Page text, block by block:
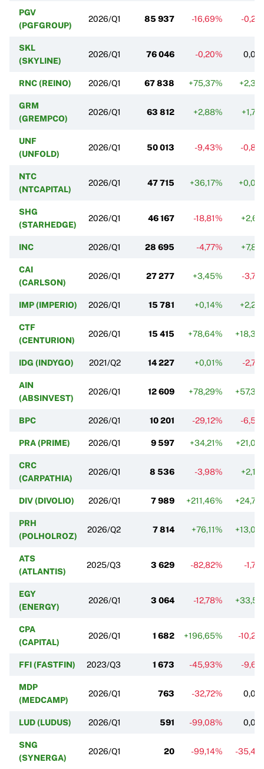
PGV
(PGFGROUP)
2026/Q1 85 937 -16,69% -
SKL
(SKYLINE)
2026/Q1 76 046 -0,20%
RNC (REINO) 2026/Q1 67 838 +75,37%
GRM
(GREMPCO)
2026/Q1 63 812 +2,88%
UNF
(UNFOLD)
2026/Q1 50 013 -9,43% -
NTC
(NTCAPITAL)
2026/Q1 47 715 +36,17%
SHG
(STARHEDGE)
2026/Q1 46 167 -18,81%
INC 2026/Q1 28 695 -4,77%
CAI
(CARLSON)
2026/Q1 27 277 +3,45% -
IMP (IMPERIO) 2026/Q1 15 781 +0,14%
CTF
(CENTURION)
2026/Q1 15 415 +78,64%
IDG (INDYGO) 2021/Q2 14 227 +0,01% -
AIN
(ABSINVEST)
2026/Q1 12 609 +78,29%
BPC 2026/Q1 10 201 -29,12% -
PRA (PRIME) 2026/Q1 9 597 +34,21%
CRC
(CARPATHIA)
2026/Q1 8 536 -3,98%
DIV (DIVOLIO) 2026/Q1 7 989 +211,46%
PRH
(POLHOLROZ)
2026/Q2 7 814 +76,11%
ATS
(ATLANTIS)
2025/Q3 3 629 -82,82% -
EGY
(ENERGY)
2026/Q1 3 064 -12,78%
CPA
(CAPITAL)
2026/Q1 1 682 +196,65% -
FFI (FASTFIN) 2023/Q3 1 673 -45,93% -
MDP
(MEDCAMP)
2026/Q1 763 -32,72%
LUD (LUDUS) 2026/Q1 591 -99,08%
SNG
(SYNERGA)
2026/Q1 20 -99,14% -